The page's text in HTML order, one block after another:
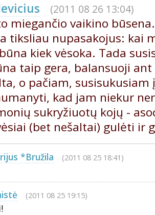
(2011 08 26 13:04)
miegančio vaikino
tiksliau nupasakojus: kai
kiek vėsoka. Tada
taip gera, balansuoji
o pačiam,
kad jam niekur
sukryžiuotų kojų -
(bet nešaltai) gulėti ir
*Bružila (2011 08 25 18:41)
(2011 08 25 19:15)